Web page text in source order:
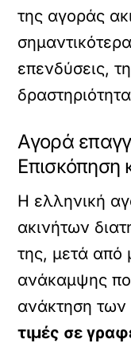
της αγοράς
σημαντικότερα
επενδύσεις,
Αγορά
Επισκόπηση
Η ελληνική
ακινήτων
της, μετά από
ανάκαμψης
ανάκτηση των
τιμές σε